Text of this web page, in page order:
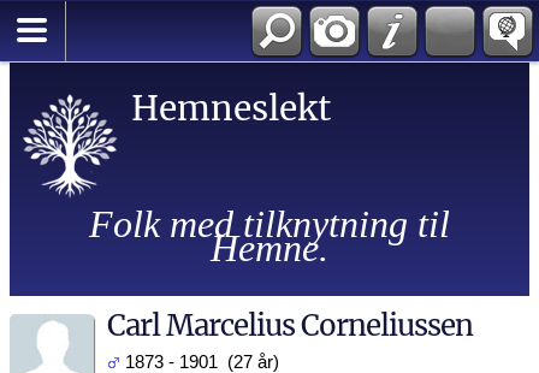
Hemneslekt
Folk med tilknytning til
Hemne.
Carl Marcelius Corneliussen
1873 - 1901 (27 år)